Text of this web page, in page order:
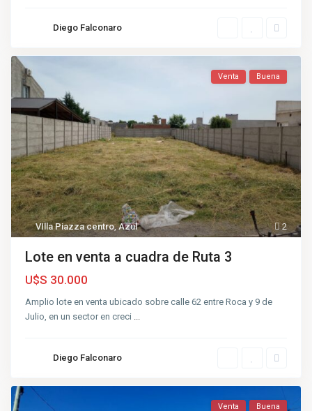
Diego Falconaro
2
VIlla Piazza centro,Azul
Venta Buena
Lote en venta a cuadra de Ruta 3
U$S 30.000
Amplio lote en venta ubicado sobre calle 62 entre Roca y 9 de
Julio, en un sector en creci ...
Diego Falconaro
Venta Buena